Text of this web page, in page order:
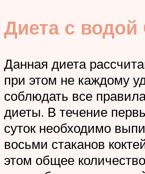
Диета с водой
Данная диета
при этом не каждому
соблюдать все
диеты. В течение
суток необходимо
восьми стаканов
этом общее количество